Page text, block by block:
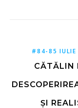
#84-85 IULIE
CĂTĂLIN
ȘI